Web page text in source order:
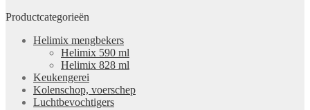
Productcategorieën
Helimix mengbekers
Helimix 590 ml
Helimix 828 ml
Keukengerei
Kolenschop, voerschep
Luchtbevochtigers